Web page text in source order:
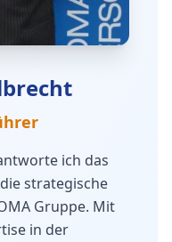
ich das
strategische
Gruppe. Mit
in der